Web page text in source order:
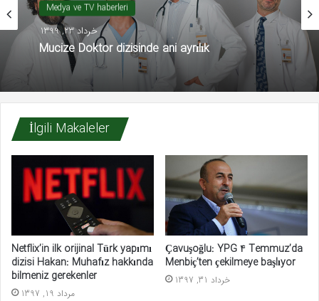
Medya ve TV haberleri
خرداد 23, 1399
Mucize Doktor dizisinde ani ayrılık
İlgili Makaleler
Netflix’in ilk orijinal Türk yapımı
dizisi Hakan: Muhafız hakkında
bilmeniz gerekenler
مرداد 19, 1397
Çavuşoğlu: YPG 4 Temmuz’da
Menbiç’ten çekilmeye başlıyor
خرداد 31, 1397